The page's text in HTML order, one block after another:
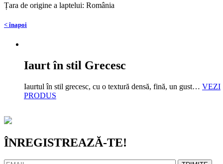
Țara de origine a laptelui: România
< înapoi
Iaurt în stil Grecesc
Iaurtul în stil grecesc, cu o textură densă, fină, un gust… VEZI
PRODUS
ÎNREGISTREAZĂ-TE!